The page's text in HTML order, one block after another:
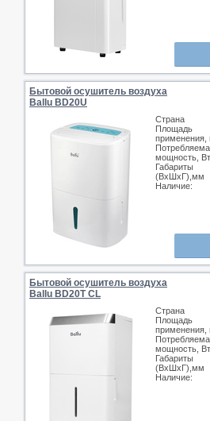
Бытовой осушитель воздуха
Ballu BD20U
Страна
Площадь
применения,
мощность, Вт
Габариты
(ВхШхГ),мм
Наличие:
Бытовой осушитель воздуха
Ballu BD20T CL
Страна
Площадь
применения,
мощность, Вт
Габариты
(ВхШхГ),мм
Наличие: